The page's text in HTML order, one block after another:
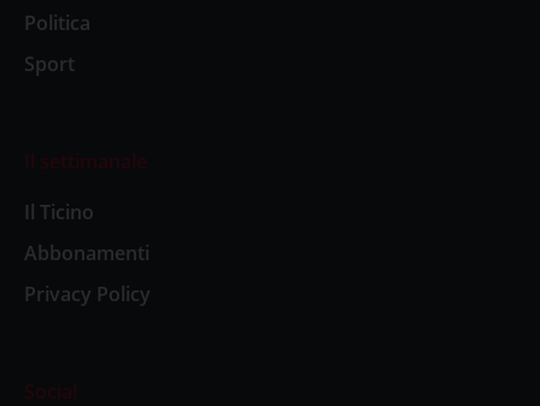
Politica
Sport
Il settimanale
Il Ticino
Abbonamenti
Privacy Policy
Social